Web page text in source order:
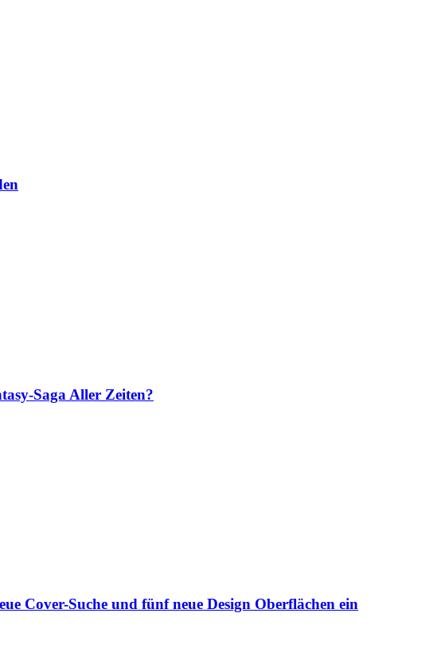
Saga Aller Zeiten?
Cover-Suche und fünf neue Design Oberflächen ein